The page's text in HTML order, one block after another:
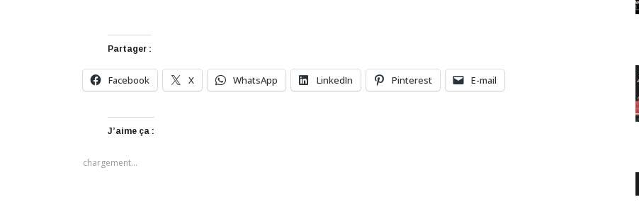
Partager :
Facebook X WhatsApp LinkedIn Pinterest E-mail
J’aime ça :
chargement…